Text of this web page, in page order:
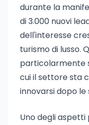
durante la
di 3.000 nuovi
dell'interesse
turismo di lusso.
particolarmente
cui il settore sta
innovarsi dopo le
Uno degli